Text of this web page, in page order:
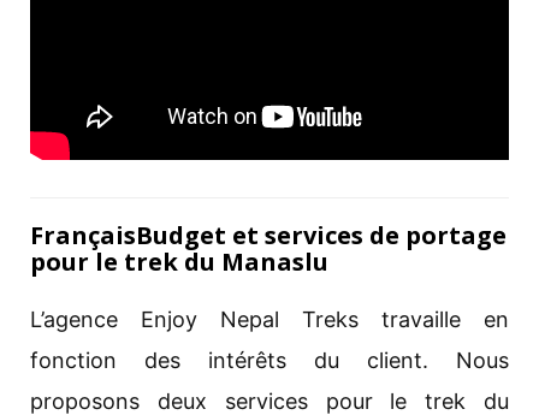
FrançaisBudget et services de portage
pour le trek du Manaslu
L’agence Enjoy Nepal Treks travaille en
fonction des intérêts du client. Nous
proposons deux services pour le trek du